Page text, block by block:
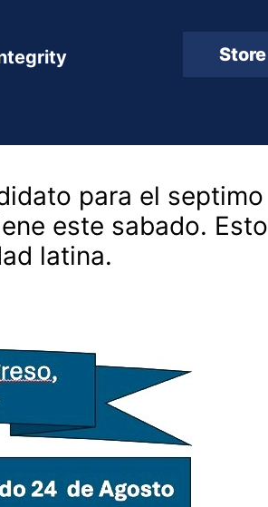
Store
para el septimo
este sabado. Esto
latina.